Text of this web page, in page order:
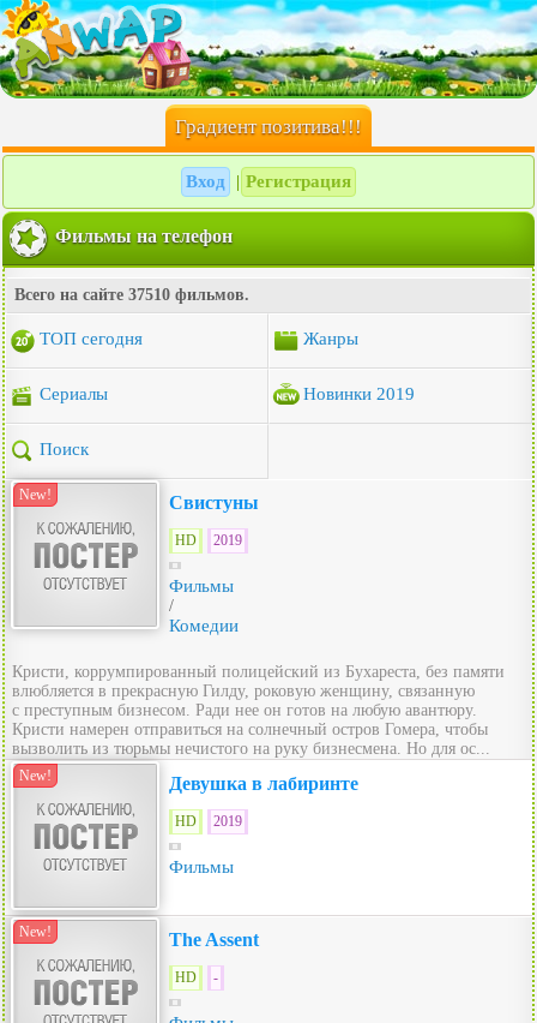
Градиент позитива!!!
Вход Регистрация
Фильмы на телефон
Всего на сайте 37510 фильмов.
ТОП сегодня Жанры
Сериалы Новинки 2019
Поиск
New! Свистуны
HD 2019
Фильмы
/
Комедии
Кристи, коррумпированный полицейский из Бухареста, без памяти
влюбляется в прекрасную Гилду, роковую женщину, связанную
с преступным бизнесом. Ради нее он готов на любую авантюру.
Кристи намерен отправиться на солнечный остров Гомера, чтобы
вызволить из тюрьмы нечистого на руку бизнесмена. Но для ос...
New! Девушка в лабиринте
HD 2019
Фильмы
New! The Assent
HD -